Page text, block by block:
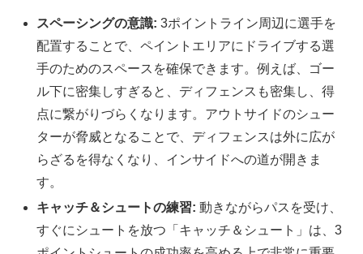
スペーシングの意識: 3ポイントライン周辺に選手を
配置することで、ペイントエリアにドライブする選
手のためのスペースを確保できます。例えば、ゴー
ル下に密集しすぎると、ディフェンスも密集し、得
点に繋がりづらくなります。アウトサイドのシュー
ターが脅威となることで、ディフェンスは外に広が
らざるを得なくなり、インサイドへの道が開きま
す。
キャッチ＆シュートの練習: 動きながらパスを受け、
すぐにシュートを放つ「キャッチ＆シュート」は、3